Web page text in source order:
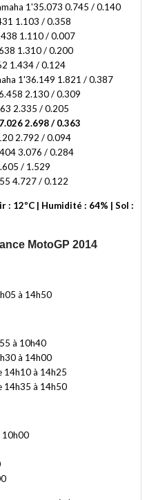
1'35.073 0.745 / 0.140
1.103 / 0.358
1.110 / 0.007
1.310 / 0.200
1.434 / 0.124
1'36.149 1.821 / 0.387
2.130 / 0.309
2.335 / 0.205
2.698 / 0.363
2.792 / 0.094
3.076 / 0.284
/ 1.529
4.727 / 0.122
: 12ºC | Humidité : 64% | Sol :
MotoGP 2014
à 14h50
à 10h40
à 14h00
14h10 à 14h25
14h35 à 14h50
10h00